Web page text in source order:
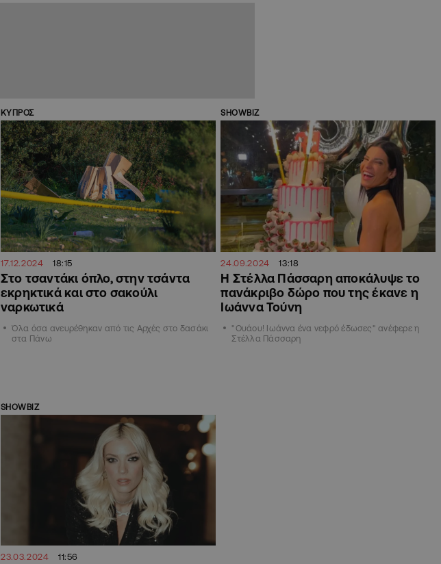
ΚΥΠΡΟΣ
17.12.2024 18:15
Στο τσαντάκι όπλο, στην τσάντα
εκρηκτικά και στο σακούλι
ναρκωτικά
Όλα όσα ανευρέθηκαν από τις Αρχές στο δασάκι
στα Πάνω
SHOWBIZ
24.09.2024 13:18
Η Στέλλα Πάσσαρη αποκάλυψε το
πανάκριβο δώρο που της έκανε η
Ιωάννα Τούνη
"Ουάου! Ιωάννα ένα νεφρό έδωσες" ανέφερε η
Στέλλα Πάσσαρη
SHOWBIZ
23.03.2024 11:56